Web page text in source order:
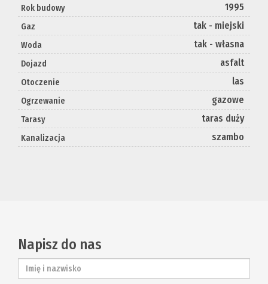
Rok budowy 1995
Gaz tak - miejski
Woda tak - własna
Dojazd asfalt
Otoczenie las
Ogrzewanie gazowe
Tarasy taras duży
Kanalizacja szambo
Napisz do nas